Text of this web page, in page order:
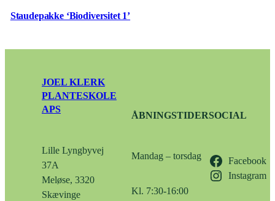
Staudepakke ‘Biodiversitet 1’
JOEL KLERK
PLANTESKOLE
APS
Lille Lyngbyvej
37A
Meløse, 3320
Skævinge
ÅBNINGSTIDER
Mandag – torsdag
Kl. 7:30-16:00
SOCIAL
Facebook
Instagram